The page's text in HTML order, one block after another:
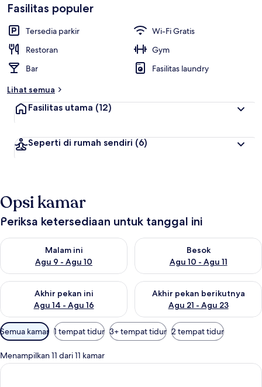
Fasilitas populer
Tersedia parkir
Wi-Fi Gratis
Restoran
Gym
Bar
Fasilitas laundry
Lihat semua
Fasilitas utama (12)
Seperti di rumah sendiri (6)
Opsi kamar
Periksa ketersediaan untuk tanggal ini
Malam ini
Agu 9 - Agu 10
Periksa ketersediaan untuk malam ini Agu 9 - Agu 10
Besok
Agu 10 - Agu 11
Periksa ketersediaan untuk
Akhir pekan ini
Agu 14 - Agu 16
Periksa ketersediaan untuk akhir pekan ini Agu 14 - Agu 16
Akhir pekan berikutnya
Agu 21 - Agu 23
Periksa ketersediaan untuk
Filter
tersedia
untuk
kamar
Semua kamar 1 tempat tidur 3+ tempat tidur 2 tempat tidur
Menampilkan 11 dari 11 kamar